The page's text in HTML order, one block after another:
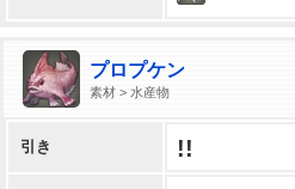
プロプケン
素材 > 水産物
引き !!